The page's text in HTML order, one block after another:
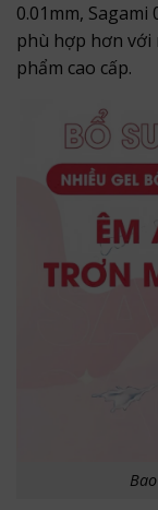
0.01mm,
phù hợp hơn
phẩm cao cấp.